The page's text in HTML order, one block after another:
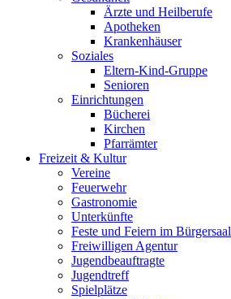
Ärzte und Heilberufe
Apotheken
Krankenhäuser
Soziales
Eltern-Kind-Gruppe
Senioren
Einrichtungen
Bücherei
Kirchen
Pfarrämter
Freizeit & Kultur
Vereine
Feuerwehr
Gastronomie
Unterkünfte
Feste und Feiern im Bürgersaal
Freiwilligen Agentur
Jugendbeauftragte
Jugendtreff
Spielplätze